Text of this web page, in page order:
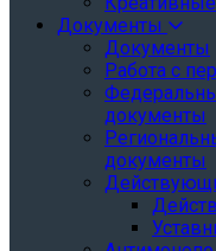
Документы
Документы
Работа с
документы
документы